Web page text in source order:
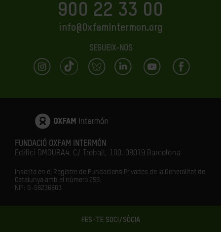
FES-TE SOCI/SÒCIA
900 22 33 00
info@OxfamIntermon.org
SEGUEIX-NOS
FUNDACIÓ OXFAM INTERMÓN
Edifici DMOURA4. C/ Treball, 100. 08019 Barcelona
Inscrita en el Registre de Fundacions Privades de la Generalitat de
Catalunya amb el número 259.
NIF: G-58236803
LA IGUALTAT ÉS EL FUTUR